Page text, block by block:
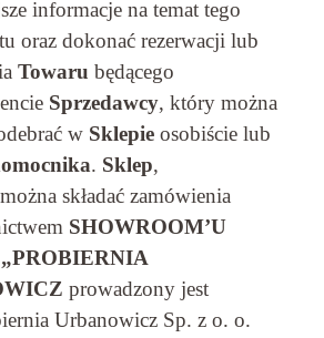
informacje na temat tego
oraz dokonać rezerwacji lub
Towaru będącego
Sprzedawcy, który można
w Sklepie osobiście lub
. Sklep,
składać zamówienia
SHOWROOM’U
prowadzony jest
Urbanowicz Sp. z o. o.